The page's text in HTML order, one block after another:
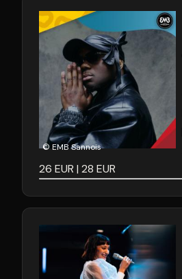
© EMB Sannois
26 EUR 28 EUR